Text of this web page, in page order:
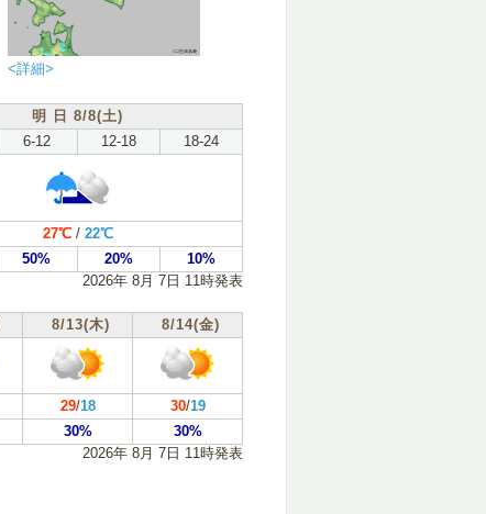
<詳細>
明 日 8/8(土)
6-12 12-18 18-24
27℃/ 22℃
50% 20%
10%
2026年 8月 7日 11時発表
8/13(木) 8/14(金)
29/18 30/19
30%
30%
2026年 8月 7日 11時発表